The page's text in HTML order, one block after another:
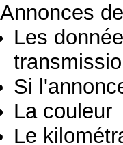
Annonces
Les
Si
La couleur
Le